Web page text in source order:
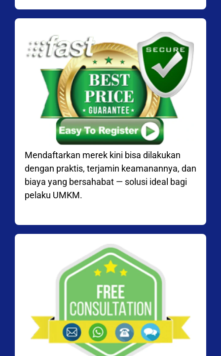
Mendaftarkan merek kini bisa dilakukan
dengan praktis, terjamin keamanannya, dan
biaya yang bersahabat — solusi ideal bagi
pelaku UMKM.